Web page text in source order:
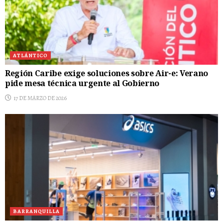
ATLÁNTICO
Región Caribe exige soluciones sobre Air-e: Verano
pide mesa técnica urgente al Gobierno
17 DE MARZO DE 2026
BARRANQUILLA